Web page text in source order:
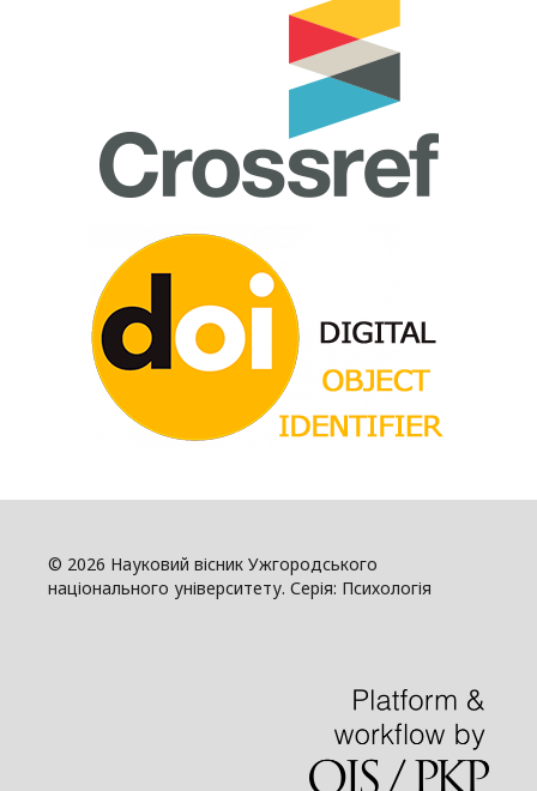
© 2026 Науковий вісник Ужгородського
національного університету. Серія: Психологія